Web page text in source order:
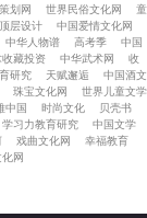
划网 世界民俗文化网
童
层设计
中国爱情文化网
中华人物谱 高考季
中国
收藏投资 中华武术网
收
研究 天赋邂逅
中国酒文
珠宝文化网
世界儿童文学
中国 时尚文化
贝壳书
学习力教育研究
中国文学
戏曲文化网
幸福教育
网